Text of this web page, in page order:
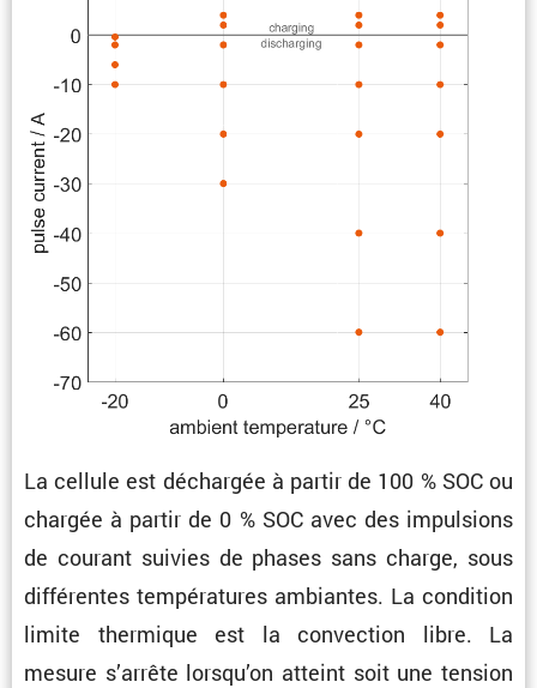
La cellule est déchargée à partir de 100 % SOC ou
chargée à partir de 0 % SOC avec des impul­sions
de courant suivies de phases sans charge, sous
diffé­rentes tempé­ra­tures ambiantes. La condi­tion
limite thermique est la convec­tion libre. La
mesure s’arrête lorsqu’on atteint soit une tension